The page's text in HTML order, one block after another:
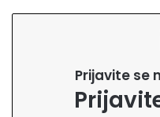
Prijavite se